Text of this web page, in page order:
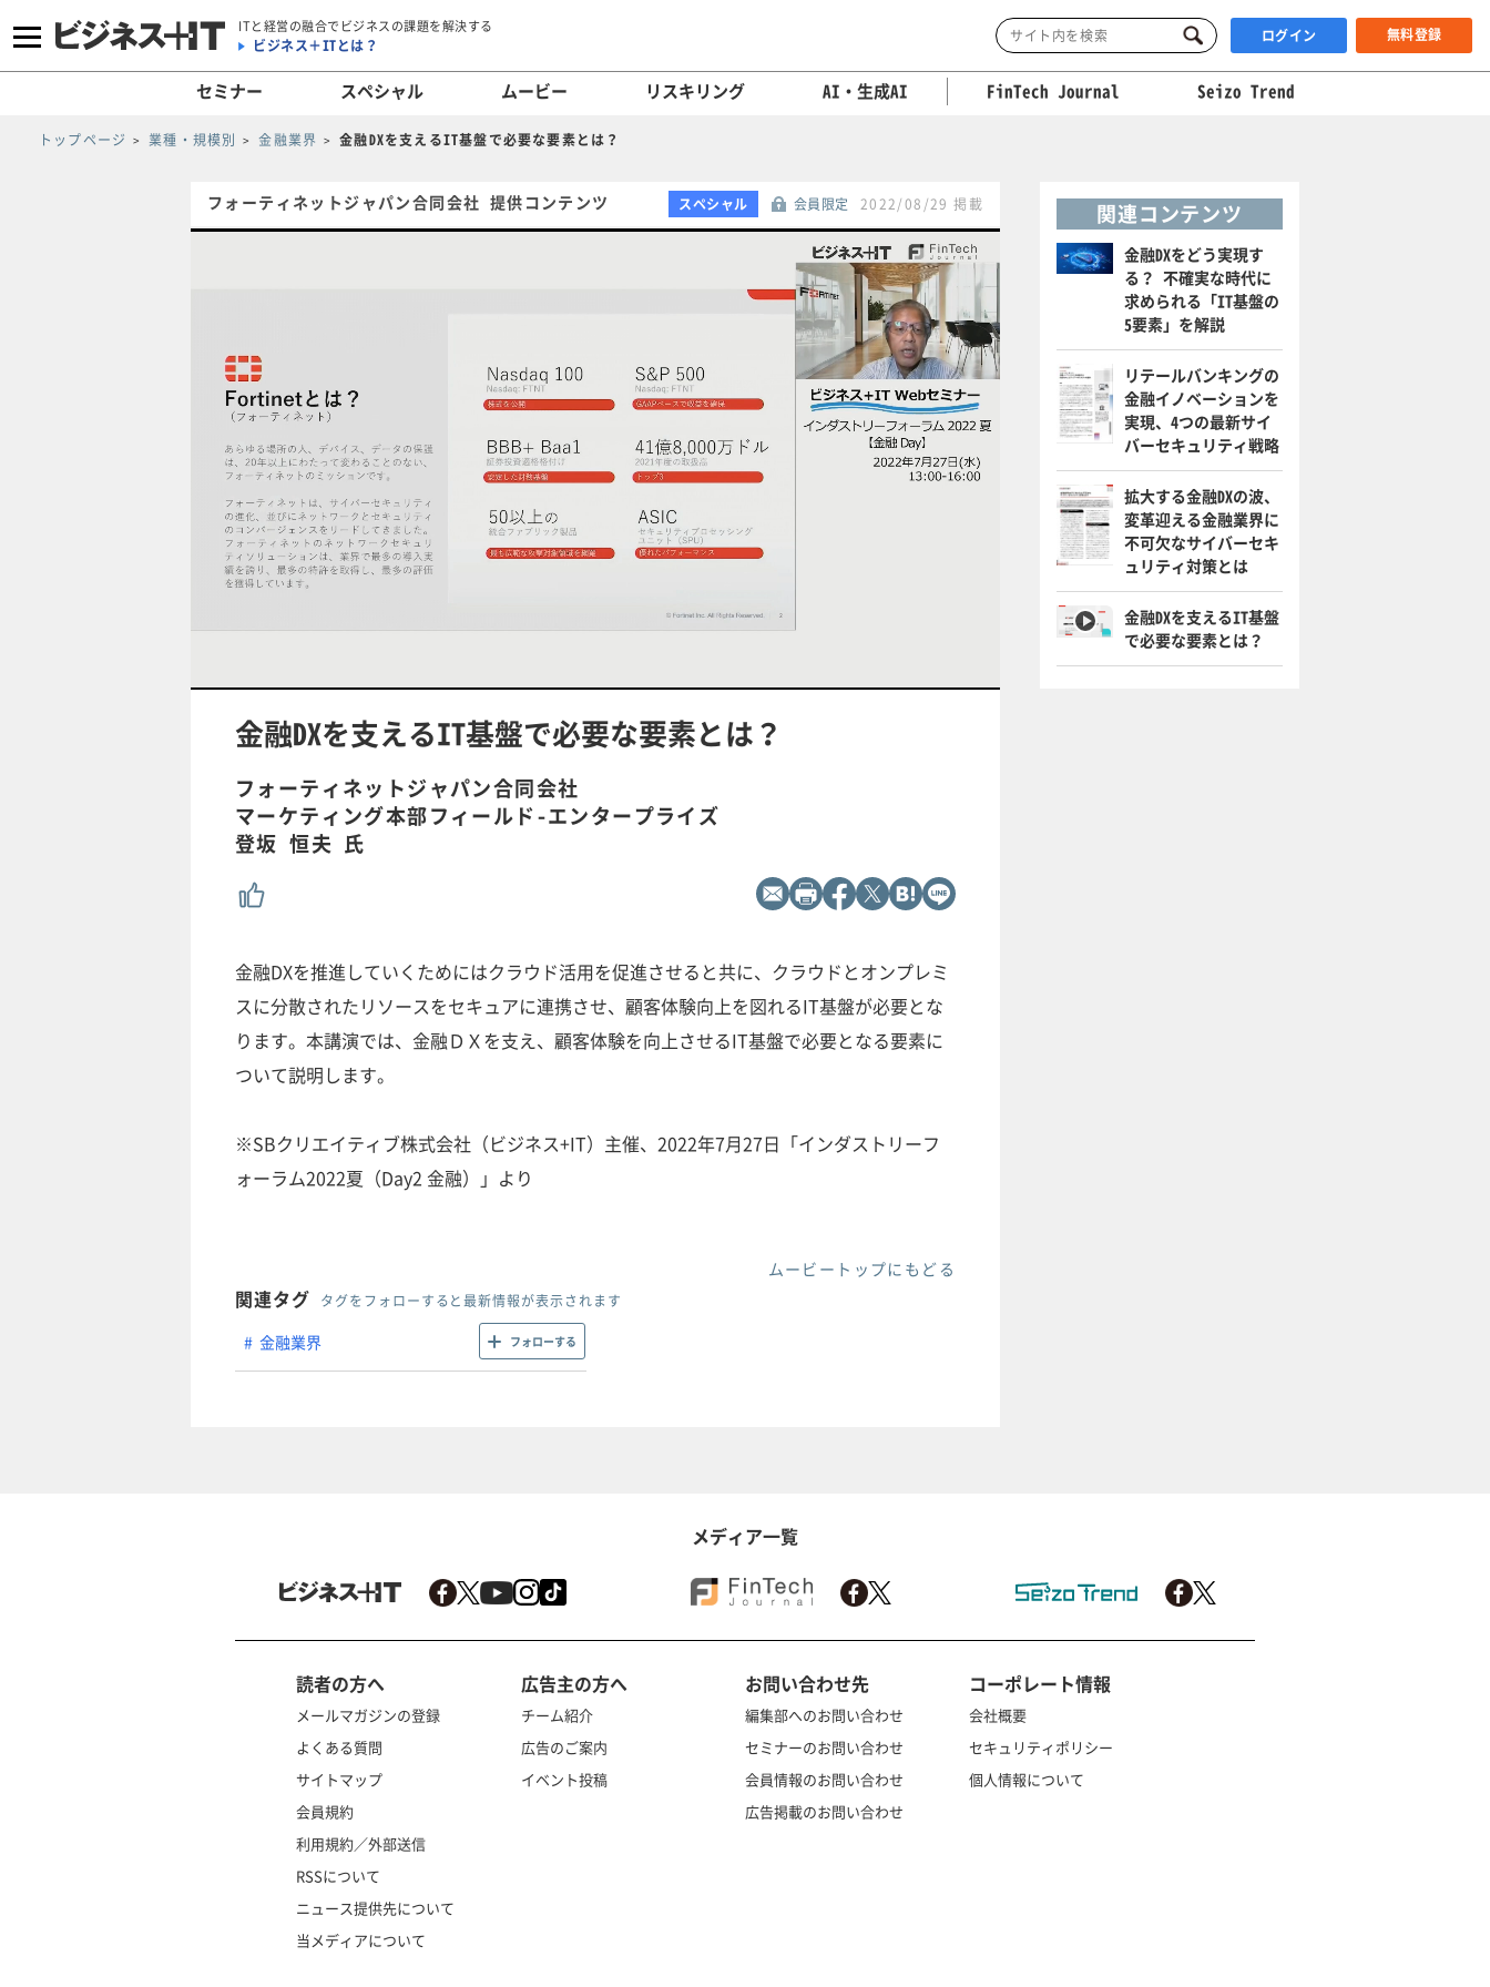
ITと経営の融合でビジネスの課題を解決する
ビジネス＋ITとは？ ログイン 無料登録
セミナー スペシャル ムービー リスキリング AI・生成AI FinTech Journal Seizo Trend
トップページ 業種・規模別 金融業界 金融DXを支えるIT基盤で必要な要素とは？
フォーティネットジャパン合同会社 提供コンテンツ スペシャル 会員限定 2022/08/29 掲載
n
e
o
e
d
:
0
%
l
金融DXを支えるIT基盤で必要な要素とは？
フォーティネットジャパン合同会社
マーケティング本部フィールド-エンタープライズ
登坂 恒夫 氏
金融DXを推進していくためにはクラウド活用を促進させると共に、クラウドとオンプレミ
スに分散されたリソースをセキュアに連携させ、顧客体験向上を図れるIT基盤が必要とな
ります。本講演では、金融ＤＸを支え、顧客体験を向上させるIT基盤で必要となる要素に
ついて説明します。
※SBクリエイティブ株式会社（ビジネス+IT）主催、2022年7月27日「インダストリーフ
ォーラム2022夏（Day2 金融）」より
ムービートップにもどる
関連タグ タグをフォローすると最新情報が表示されます
金融業界 フォローする
関連コンテンツ
金融DXをどう実現す
る？ 不確実な時代に
求められる「IT基盤の
5要素」を解説
リテールバンキングの
金融イノベーションを
実現、4つの最新サイ
バーセキュリティ戦略
拡大する金融DXの波、
変革迎える金融業界に
不可欠なサイバーセキ
ュリティ対策とは
金融DXを支えるIT基盤
で必要な要素とは？
メディア一覧
読者の方へ
メールマガジンの登録
よくある質問
サイトマップ
会員規約
利用規約／外部送信
RSSについて
ニュース提供先について
当メディアについて
広告主の方へ
チーム紹介
広告のご案内
イベント投稿
お問い合わせ先
編集部へのお問い合わせ
セミナーのお問い合わせ
会員情報のお問い合わせ
広告掲載のお問い合わせ
コーポレート情報
会社概要
セキュリティポリシー
個人情報について